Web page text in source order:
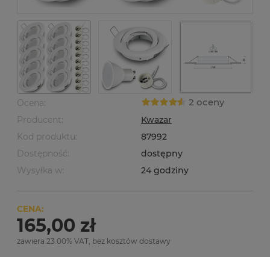
Ocena: 2 oceny
Producent:
Kwazar
Kod produktu:
87992
Dostępność:
dostępny
Wysyłka w:
24 godziny
CENA:
165,00 zł
zawiera 23.00% VAT, bez kosztów dostawy